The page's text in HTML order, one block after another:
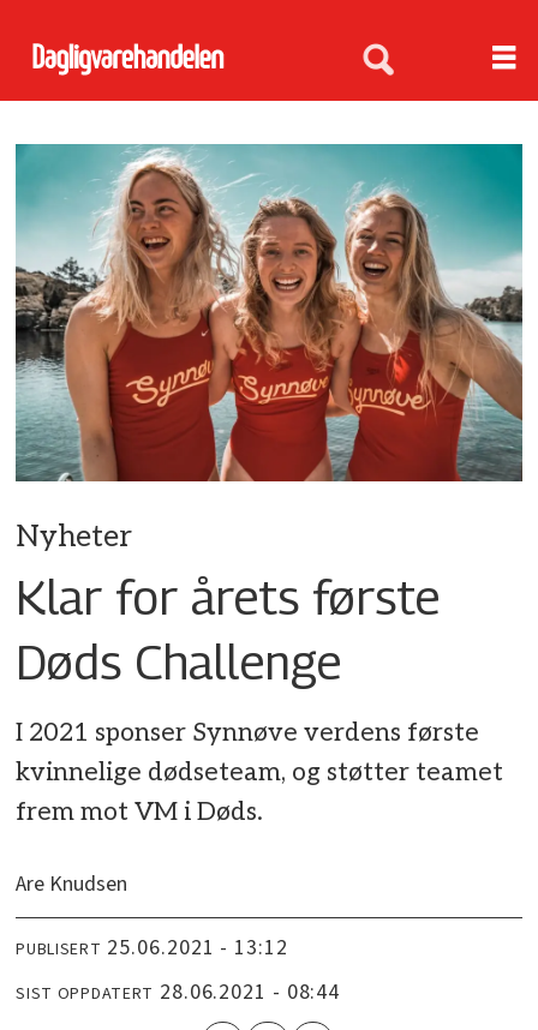
Nyheter
Klar for årets første
Døds Challenge
I 2021 sponser Synnøve verdens første
kvinnelige dødseteam, og støtter teamet
frem mot VM i Døds.
Are Knudsen
PUBLISERT 25.06.2021 - 13:12
SIST OPPDATERT 28.06.2021 - 08:44